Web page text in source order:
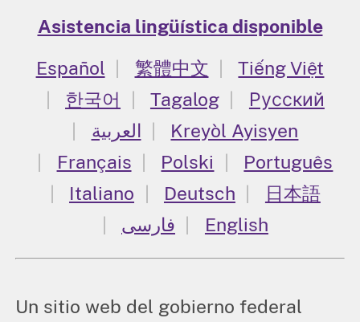
Asistencia lingüística disponible
Español
繁體中文
Tiếng Việt
한국어
Tagalog
Русский
العربية
Kreyòl Ayisyen
Français
Polski
Português
Italiano
Deutsch
日本語
فارسی
English
Un sitio web del gobierno federal